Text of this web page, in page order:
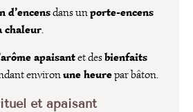
d’encensdans unporte-encens
chaleur.
apaisantet desbienfaits
environune heurepar bâton.
et apaisant